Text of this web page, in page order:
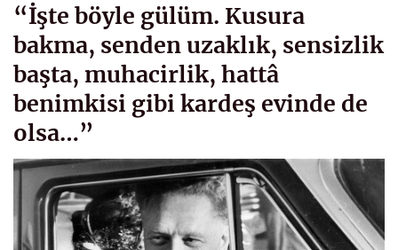
“İşte böyle gülüm. Kusura
bakma, senden uzaklık, sensizlik
başta, muhacirlik, hattâ
benimkisi gibi kardeş evinde de
olsa…”